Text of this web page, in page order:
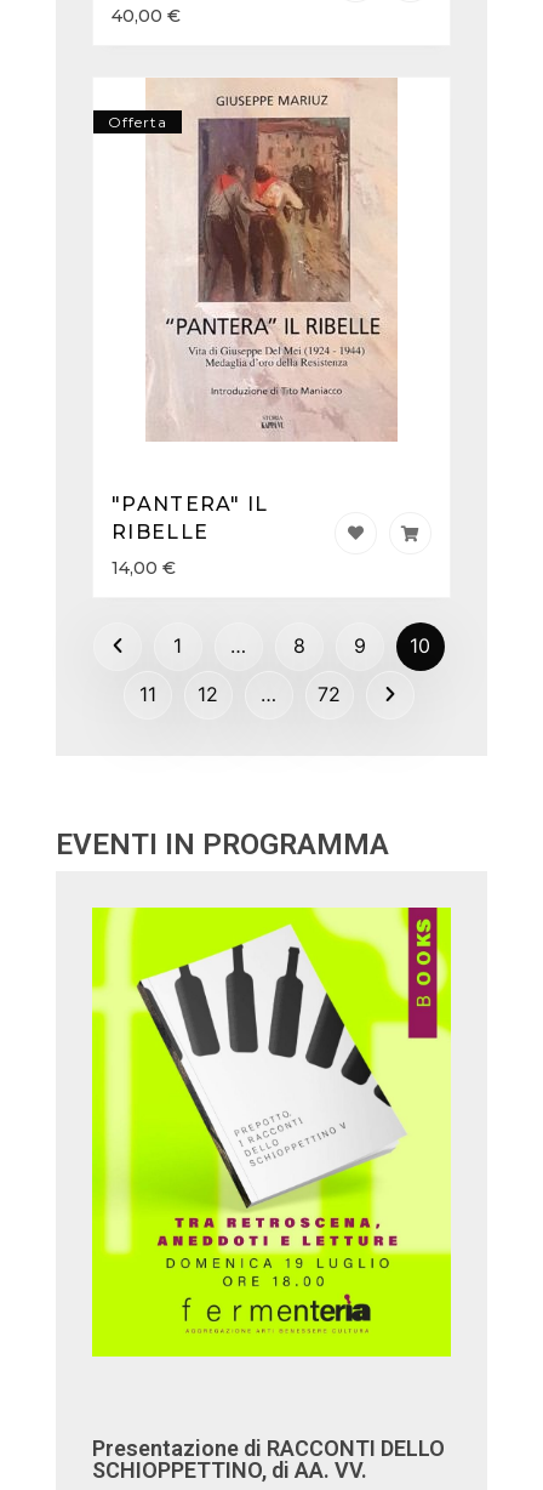
40,00 €
Offerta
"PANTERA" IL
RIBELLE
14,00 €
1 … 8 9
10
11
12 … 72
EVENTI IN PROGRAMMA
Presentazione di RACCONTI DELLO
SCHIOPPETTINO, di AA. VV.